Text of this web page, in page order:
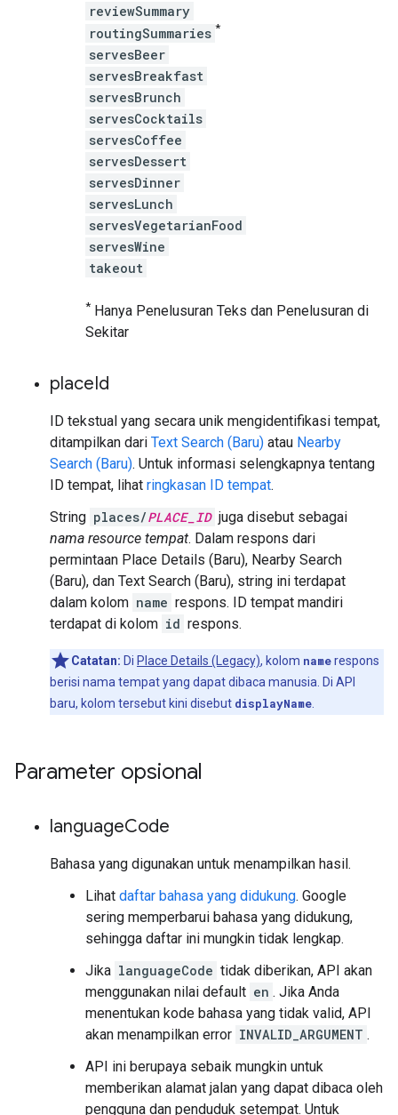
reviewSummary
routingSummaries *
servesBeer
servesBreakfast
servesBrunch
servesCocktails
servesCoffee
servesDessert
servesDinner
servesLunch
servesVegetarianFood
servesWine
takeout
* Hanya Penelusuran Teks dan Penelusuran di
Sekitar
placeId
ID tekstual yang secara unik mengidentifikasi tempat,
ditampilkan dari Text Search (Baru) atau Nearby
Search (Baru). Untuk informasi selengkapnya tentang
ID tempat, lihat ringkasan ID tempat.
String places/PLACE_ID juga disebut sebagai
nama resource tempat. Dalam respons dari
permintaan Place Details (Baru), Nearby Search
(Baru), dan Text Search (Baru), string ini terdapat
dalam kolom name respons. ID tempat mandiri
terdapat di kolom id respons.
Catatan: Di Place Details (Legacy), kolom namerespons
berisi nama tempat yang dapat dibaca manusia. Di API
baru, kolom tersebut kini disebut displayName
Parameter opsional
languageCode
Bahasa yang digunakan untuk menampilkan hasil.
Lihat daftar bahasa yang didukung. Google
sering memperbarui bahasa yang didukung,
sehingga daftar ini mungkin tidak lengkap.
Jika languageCode tidak diberikan, API akan
menggunakan nilai default en . Jika Anda
menentukan kode bahasa yang tidak valid, API
akan menampilkan error INVALID_ARGUMENT .
API ini berupaya sebaik mungkin untuk
memberikan alamat jalan yang dapat dibaca oleh
pengguna dan penduduk setempat. Untuk